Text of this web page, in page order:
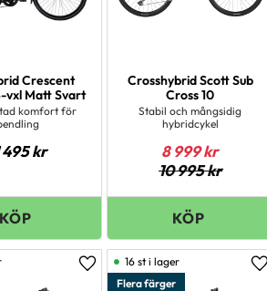
Crescent
vxl Matt Svart
komfort för
495kr
Crosshybrid Scott Sub
Cross 10
Stabil och mångsidig
hybridcykel
8 999kr
10 995kr
Lägg till i favoriter
Flera färger
16 st i lager